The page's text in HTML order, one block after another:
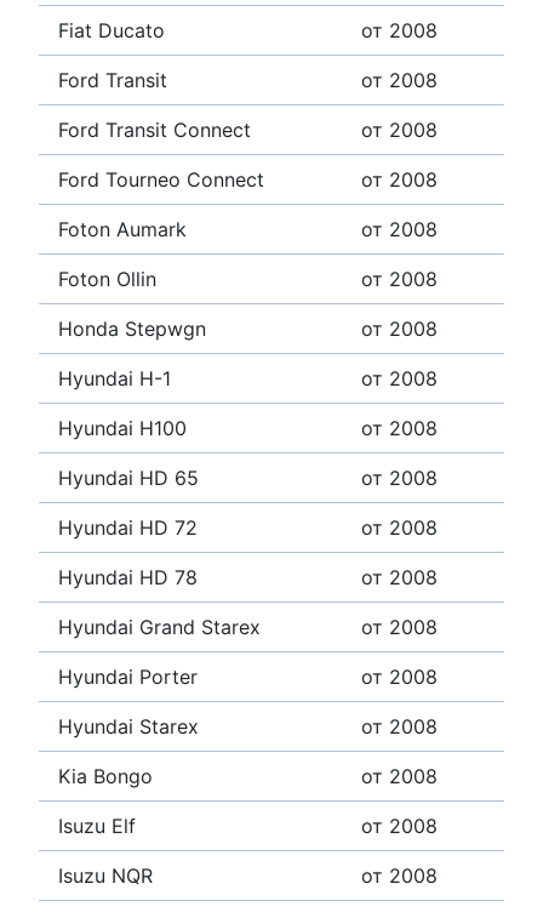
Fiat Ducato от 2008
Ford Transit от 2008
Ford Transit Connect от 2008
Ford Tourneo Connect от 2008
Foton Aumark от 2008
Foton Ollin от 2008
Honda Stepwgn от 2008
Hyundai H-1 от 2008
Hyundai H100 от 2008
Hyundai HD 65 от 2008
Hyundai HD 72 от 2008
Hyundai HD 78 от 2008
Hyundai Grand Starex от 2008
Hyundai Porter от 2008
Hyundai Starex от 2008
Kia Bongo от 2008
Isuzu Elf от 2008
Isuzu NQR от 2008